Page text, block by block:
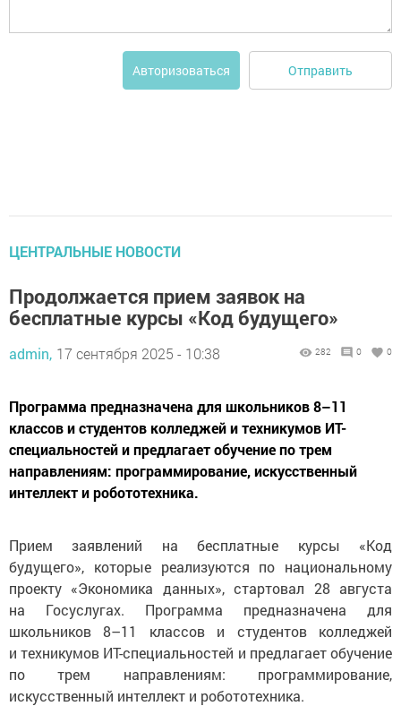
Авторизоваться Отправить
ЦЕНТРАЛЬНЫЕ НОВОСТИ
Продолжается прием заявок на
бесплатные курсы «Код будущего»
admin, 17 сентября 2025 - 10:38 282 0 0
Программа предназначена для школьников 8–11
классов и студентов колледжей и техникумов ИТ-
специальностей и предлагает обучение по трем
направлениям: программирование, искусственный
интеллект и робототехника.
Прием заявлений на бесплатные курсы «Код
будущего», которые реализуются по национальному
проекту «Экономика данных», стартовал 28 августа
на Госуслугах. Программа предназначена для
школьников 8–11 классов и студентов колледжей
и техникумов ИТ-специальностей и предлагает обучение
по трем направлениям: программирование,
искусственный интеллект и робототехника.